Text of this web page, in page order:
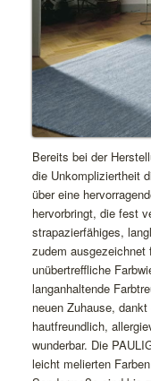
Bereits bei der
die Unkompliziertheit
über eine
hervorbringt, die fest
strapazierfähiges,
zudem
unübertreffliche
langanhaltende
neuen Zuhause,
hautfreundlich,
wunderbar. Die
leicht melierten